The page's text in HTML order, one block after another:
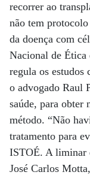
recorrer ao
não tem
da doença com
Nacional de Ética
regula os estudos
o advogado Raul
saúde, para obter
método. “Não
tratamento para
ISTOÉ. A liminar
José Carlos